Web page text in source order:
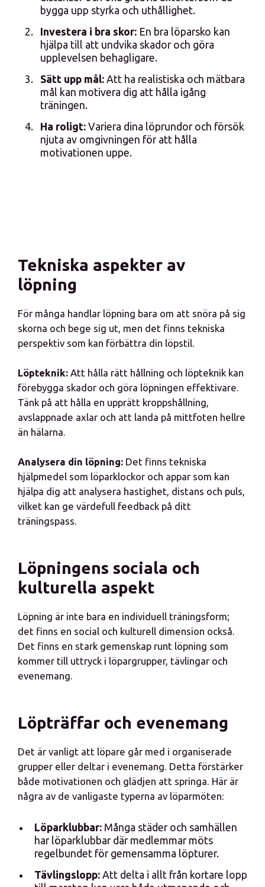
bygga upp styrka och uthållighet.
Investera i bra skor: En bra löparsko kan
hjälpa till att undvika skador och göra
upplevelsen behagligare.
Sätt upp mål: Att ha realistiska och mätbara
mål kan motivera dig att hålla igång
träningen.
Ha roligt: Variera dina löprundor och försök
njuta av omgivningen för att hålla
motivationen uppe.
Tekniska aspekter av
löpning
För många handlar löpning bara om att snöra på sig
skorna och bege sig ut, men det finns tekniska
perspektiv som kan förbättra din löpstil.
Löpteknik: Att hålla rätt hållning och löpteknik kan
förebygga skador och göra löpningen effektivare.
Tänk på att hålla en upprätt kroppshållning,
avslappnade axlar och att landa på mittfoten hellre
än hälarna.
Analysera din löpning: Det finns tekniska
hjälpmedel som löparklockor och appar som kan
hjälpa dig att analysera hastighet, distans och puls,
vilket kan ge värdefull feedback på ditt
träningspass.
Löpningens sociala och
kulturella aspekt
Löpning är inte bara en individuell träningsform;
det finns en social och kulturell dimension också.
Det finns en stark gemenskap runt löpning som
kommer till uttryck i löpargrupper, tävlingar och
evenemang.
Löpträffar och evenemang
Det är vanligt att löpare går med i organiserade
grupper eller deltar i evenemang. Detta förstärker
både motivationen och glädjen att springa. Här är
några av de vanligaste typerna av löparmöten:
Löparklubbar: Många städer och samhällen
har löparklubbar där medlemmar möts
regelbundet för gemensamma löpturer.
Tävlingslopp: Att delta i allt från kortare lopp